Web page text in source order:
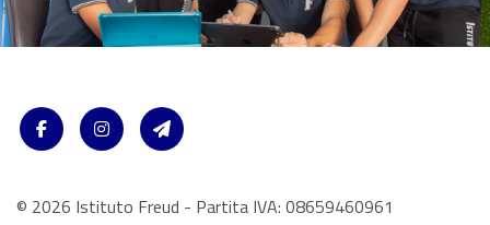
© 2026 Istituto Freud - Partita IVA: 08659460961